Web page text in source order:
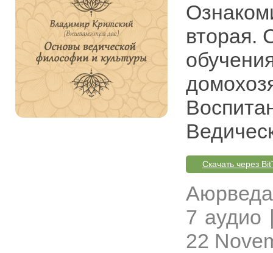
вторая.
Скачать через
7 аудио
22